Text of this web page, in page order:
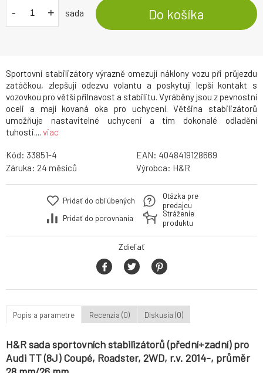
Sportovní stabilizátory výrazně omezují náklony vozu při průjezdu
zatáčkou, zlepšují odezvu volantu a poskytují lepší kontakt s
vozovkou pro větší přilnavost a stabilitu. Vyráběny jsou z pevnostní
oceli a mají kovaná oka pro uchycení. Většina stabilizátorů
umožňuje nastavitelné uchycení a tím dokonalé odladění
tuhosti.... viac
- + sada Do košíka
Kód: 33851-4 EAN: 4048419128669
Záruka: 24 Výrobca: H&R
Pridať do obľúbených
Pridať do porovnania
Otázka pre
predajcu
Stráženie
produktu
Zdieľať
Popis a parametre Recenzia (0) Diskusia (0)
H&R sada sportovních stabilizátorů (přední+zadní) pro
Audi TT (8J) Coupé, Roadster, 2WD, r.v. 2014-, průměr